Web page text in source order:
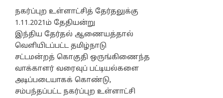
நகர்ப்புற உள்ளாட்சித் தேர்தலுக்கு
1.11.2021ம் தேதியன்று
இந்திய தேர்தல் ஆணையத்தால்
வெளியிடப்பட்ட தமிழ்நாடு
சட்டமன்றத் கொகுதி ஒருங்கிணைந்த
வாக்காளர் வரைவுப் பட்டியல்களை
அடிப்படையாகக் கொண்டு,
சம்பந்தப்பட்ட நகர்ப்புற உள்ளாட்சி